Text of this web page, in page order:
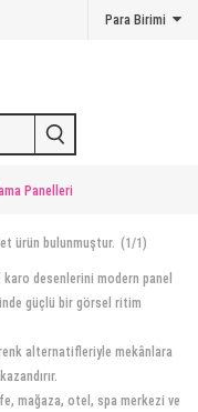
Para Birimi
Panelleri
ürün bulunmuştur. (1/1)
desenlerini modern panel
güçlü bir görsel ritim
alternatifleriyle mekânlara
mağaza, otel, spa merkezi ve